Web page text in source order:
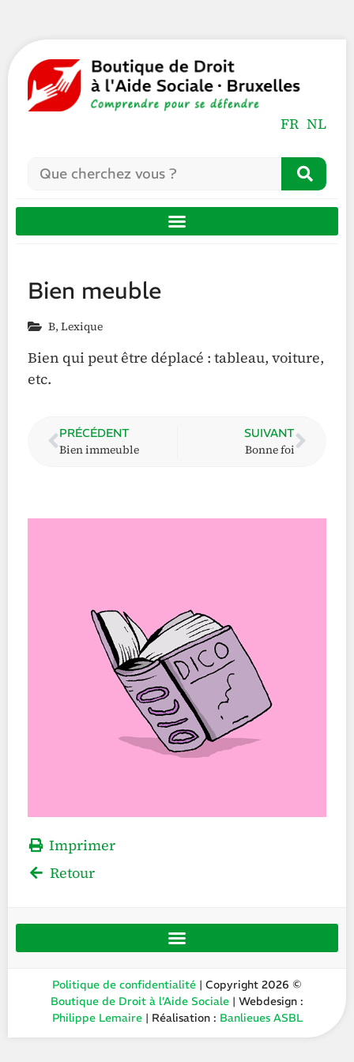
FR NL
Bien meuble
B, Lexique
Bien qui peut être déplacé : tableau, voiture,
etc.
PRÉCÉDENT
Bien immeuble
SUIVANT
Bonne foi
Imprimer
Retour
Politique de confidentialité | Copyright 2026 ©
Boutique de Droit à l’Aide Sociale | Webdesign :
Philippe Lemaire| Réalisation : Banlieues ASBL